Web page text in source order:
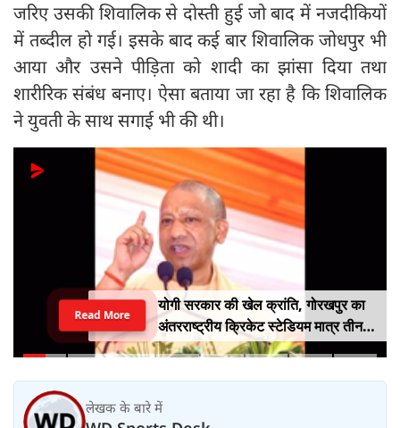
जरिए उसकी शिवालिक से दोस्ती हुई जो बाद में नजदीकियों
में तब्दील हो गई। इसके बाद कई बार शिवालिक जोधपुर भी
आया और उसने पीड़िता को शादी का झांसा दिया तथा
शारीरिक संबंध बनाए। ऐसा बताया जा रहा है कि शिवालिक
ने युवती के साथ सगाई भी की थी।
योगी सरकार की खेल क्रांति, गोरखपुर का
अंतरराष्ट्रीय क्रिकेट स्टेडियम मात्र तीन
महीने में लगभग 20% तैयार
Read More
लेखक के बारे में